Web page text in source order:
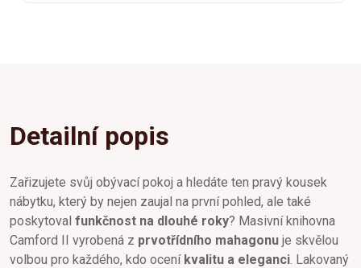
Detailní popis
Zařizujete svůj obývací pokoj a hledáte ten pravý kousek
nábytku, který by nejen zaujal na první pohled, ale také
poskytoval funkčnost na dlouhé roky? Masivní knihovna
Camford II vyrobená z prvotřídního mahagonu je skvělou
volbou pro každého, kdo ocení kvalitu a eleganci . Lakovaný